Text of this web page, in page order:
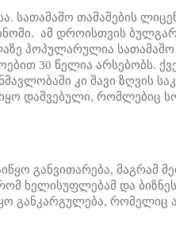
თამაშების
ამ დროისთვის
პოპულარულია სათამაშო
30 წელია არსებობს.
კი შავი ზღვის
დაშვებული, რომლებიც
განვითარება, მაგრამ
ხელისუფლებამ და
განკარგულება, რომელიც